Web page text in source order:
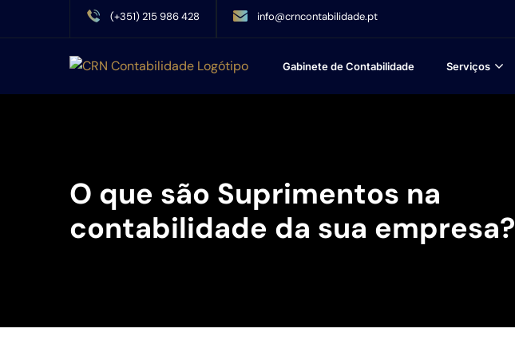
(+351) 215 986 428 info@crncontabilidade.pt
Gabinete de Contabilidade Serviços
O que são Suprimentos na
contabilidade da sua empresa?